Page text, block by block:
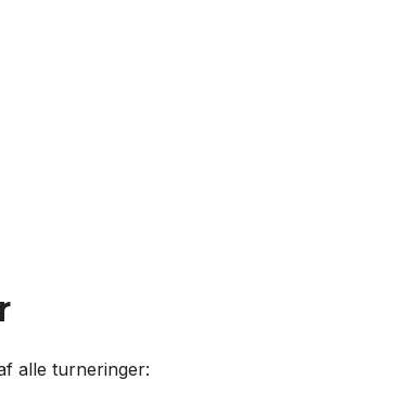
alle turneringer: